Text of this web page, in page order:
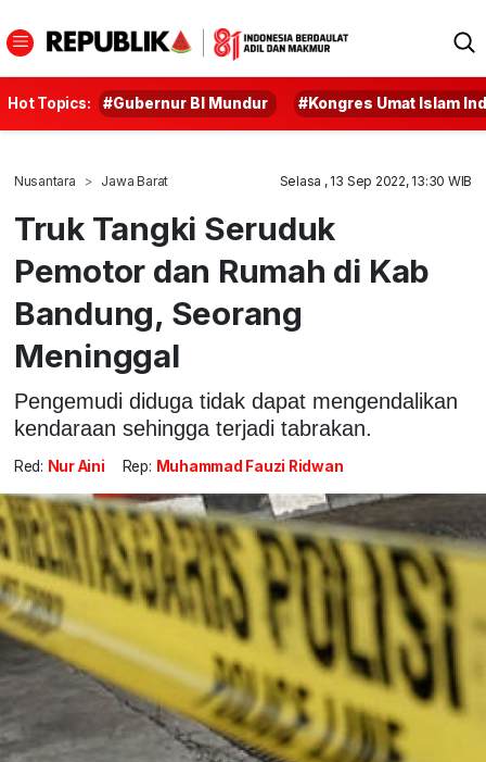
Hot Topics: #Gubernur BI Mundur #Kongres Umat Islam
Nusantara Jawa Barat Selasa , 13 Sep 2022, 13:30 WIB
Truk Tangki Seruduk
Pemotor dan Rumah di Kab
Bandung, Seorang
Meninggal
Pengemudi diduga tidak dapat mengendalikan
kendaraan sehingga terjadi tabrakan.
Red: Nur Aini Rep: Muhammad Fauzi Ridwan